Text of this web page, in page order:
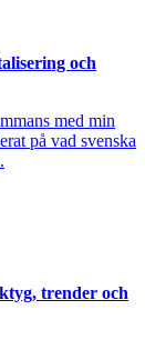
och
med min
på vad svenska
trender och